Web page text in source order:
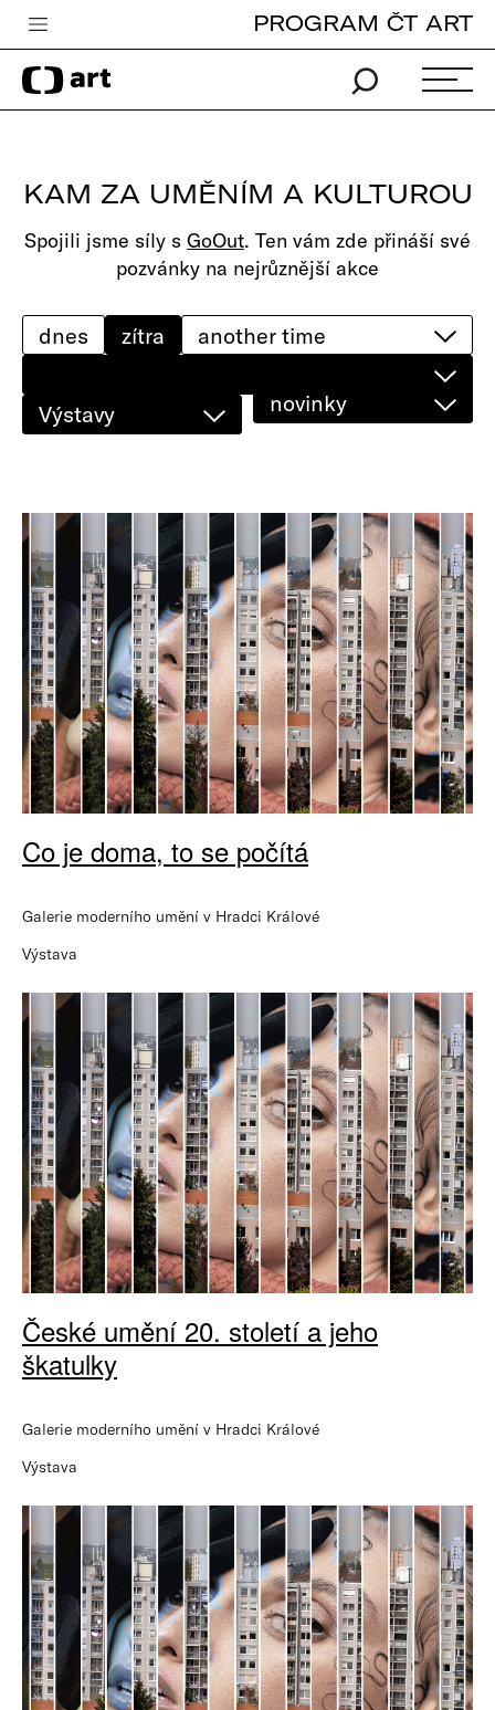
Česká televize
Zpravodajství
iVysílání
TV program
edu
PROGRAM ČT ART
KAM ZA UMĚNÍM A KULTUROU
Spojili jsme síly s GoOut. Ten vám zde přináší své
pozvánky na nejrůznější akce
Výstavy
dnes zítra
novinky
Co je doma, to se počítá
Galerie moderního umění v Hradci Králové
Výstava
České umění 20. století a jeho
škatulky
Galerie moderního umění v Hradci Králové
Výstava